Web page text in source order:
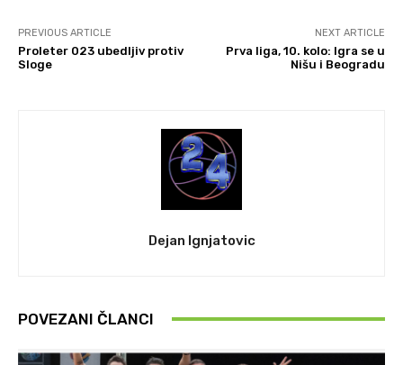
PREVIOUS ARTICLE
Proleter 023 ubedljiv protiv
Sloge
NEXT ARTICLE
Prva liga, 10. kolo: Igra se u
Nišu i Beogradu
Dejan Ignjatovic
POVEZANI ČLANCI